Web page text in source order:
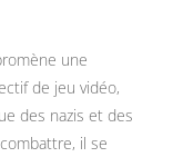
une
de jeu vidéo,
des nazis et des
il se